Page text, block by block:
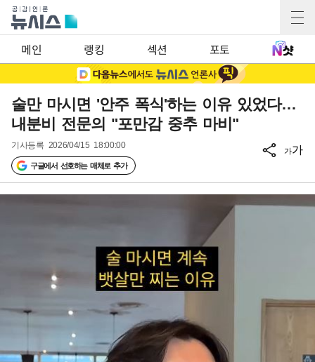
메인 랭킹 섹션 포토
술만 마시면 '안주 폭식'하는 이유 있었다…
내분비 전문의 "포만감 중추 마비"
기사등록 2026/04/15 18:00:00
구글에서 선호하는 매체로 추가
가가